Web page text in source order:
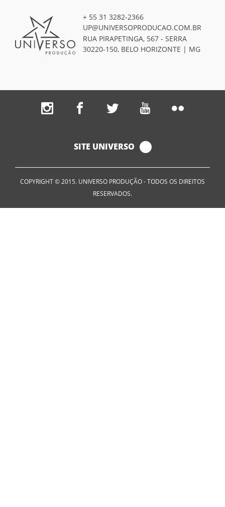
+ 55 31 3282-2366
UP@UNIVERSOPRODUCAO.COM.BR
RUA PIRAPETINGA, 567 - SERRA
30220-150, BELO HORIZONTE | MG
SITE UNIVERSO
COPYRIGHT © 2015. UNIVERSO PRODUÇÃO - TODOS OS DIREITOS
RESERVADOS.